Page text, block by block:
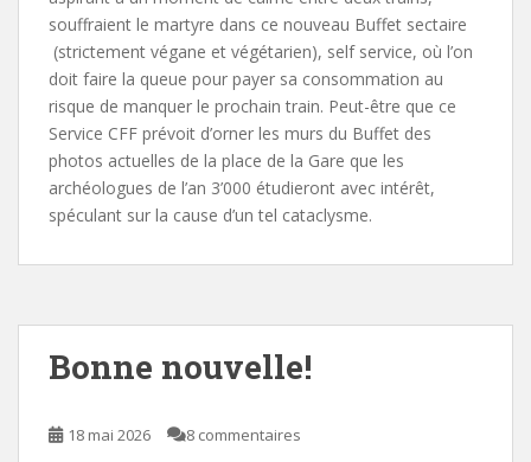
souffraient le martyre dans ce nouveau Buffet sectaire
(strictement végane et végétarien), self service, où l’on
doit faire la queue pour payer sa consommation au
risque de manquer le prochain train. Peut-être que ce
Service CFF prévoit d’orner les murs du Buffet des
photos actuelles de la place de la Gare que les
archéologues de l’an 3’000 étudieront avec intérêt,
spéculant sur la cause d’un tel cataclysme.
Bonne nouvelle!
18 mai 2026 8 commentaires